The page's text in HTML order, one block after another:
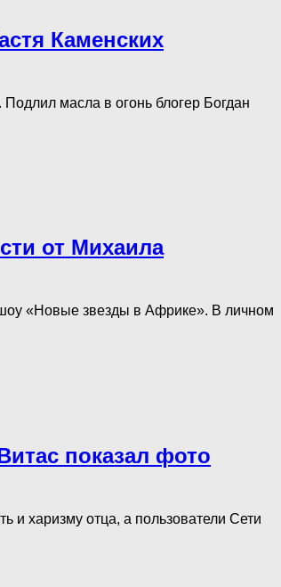
Каменских
масла в огонь блогер Богдан
от Михаила
«Новые звезды в Африке». В личном
показал фото
и харизму отца, а пользователи Сети